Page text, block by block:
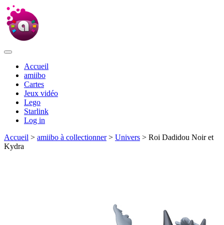
Accueil
amiibo
Cartes
Jeux vidéo
Lego
Starlink
Log in
Accueil > amiibo à collectionner> Univers > Roi Dadidou Noir et
Kydra